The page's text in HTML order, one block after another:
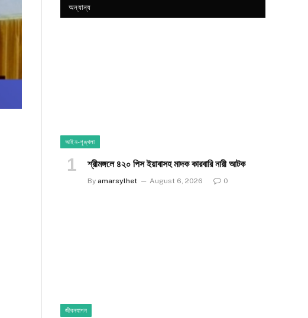
অন্যান্য
আইন-শৃঙ্খলা
শ্রীমঙ্গলে ৪২০ পিস ইয়াবাসহ মাদক কারবারি নারী আটক
By amarsylhet August 6, 2026 0
জীবনযাপন